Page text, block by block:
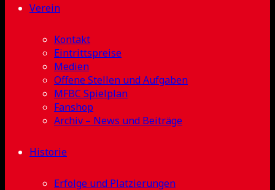
Verein
Kontakt
Eintrittspreise
Medien
Offene Stellen und Aufgaben
MFBC Spielplan
Fanshop
Archiv – News und Beiträge
Historie
Erfolge und Platzierungen